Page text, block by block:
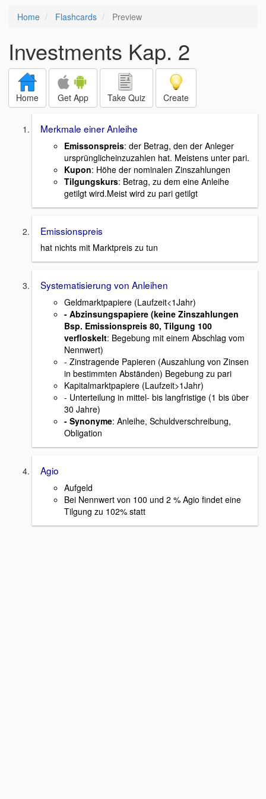
Home Flashcards Preview
Investments Kap. 2
Home Get App Take Quiz Create
Merkmale einer Anleihe
Emissonspreis: der Betrag, den der Anleger
ursprünglicheinzuzahlen hat. Meistens unter pari.
Kupon: Höhe der nominalen Zinszahlungen
Tilgungskurs: Betrag, zu dem eine Anleihe
getilgt wird.Meist wird zu pari getilgt
Emissionspreis
hat nichts mit Marktpreis zu tun
Systematisierung von Anleihen
Geldmarktpapiere (Laufzeit<1Jahr)
- Abzinsungspapiere (keine Zinszahlungen
Bsp. Emissionspreis 80, Tilgung 100
verfloskelt: Begebung mit einem Abschlag vom
Nennwert)
- Zinstragende Papieren (Auszahlung von Zinsen
in bestimmten Abständen) Begebung zu pari
Kapitalmarktpapiere (Laufzeit>1Jahr)
- Unterteilung in mittel- bis langfristige (1 bis über
30 Jahre)
- Synonyme: Anleihe, Schuldverschreibung,
Obligation
Agio
Aufgeld
Bei Nennwert von 100 und 2 % Agio findet eine
Tilgung zu 102% statt